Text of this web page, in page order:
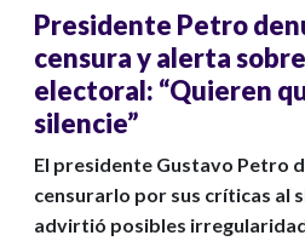
Presidente Petro
censura y alerta
electoral: “Quieren
silencie”
El presidente Gustavo Petro
censurarlo por sus críticas al
advirtió posibles